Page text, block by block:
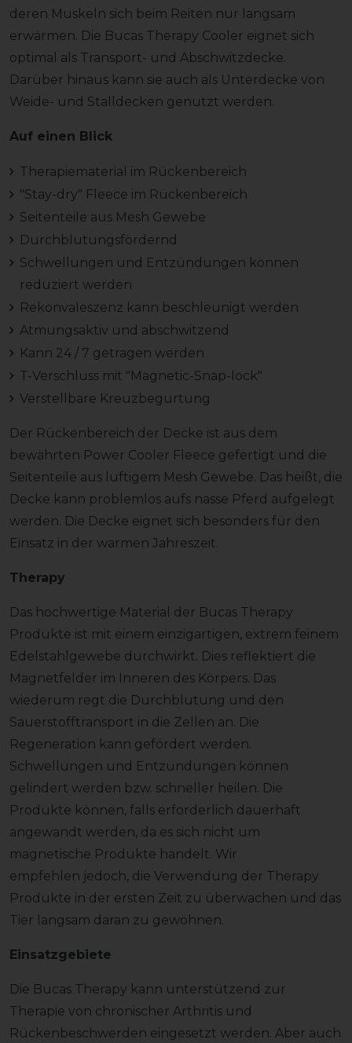
deren Muskeln sich beim Reiten nur langsam
erwärmen. Die Bucas Therapy Cooler eignet sich
optimal als Transport- und Abschwitzdecke.
Darüber hinaus kann sie auch als Unterdecke von
Weide- und Stalldecken genutzt werden.
Auf einen Blick
Therapiematerial im Rückenbereich
"Stay-dry" Fleece im Rückenbereich
Seitenteile aus Mesh Gewebe
Durchblutungsfördernd
Schwellungen und Entzündungen können
reduziert werden
Rekonvaleszenz kann beschleunigt werden
Atmungsaktiv und abschwitzend
Kann 24 / 7 getragen werden
T-Verschluss mit "Magnetic-Snap-lock"
Verstellbare Kreuzbegurtung
Der Rückenbereich der Decke ist aus dem
bewährten Power Cooler Fleece gefertigt und die
Seitenteile aus luftigem Mesh Gewebe. Das heißt, die
Decke kann problemlos aufs nasse Pferd aufgelegt
werden. Die Decke eignet sich besonders für den
Einsatz in der warmen Jahreszeit.
Therapy
Das hochwertige Material der Bucas Therapy
Produkte ist mit einem einzigartigen, extrem feinem
Edelstahlgewebe durchwirkt. Dies reflektiert die
Magnetfelder im Inneren des Körpers. Das
wiederum regt die Durchblutung und den
Sauerstofftransport in die Zellen an. Die
Regeneration kann gefördert werden.
Schwellungen und Entzündungen können
gelindert werden bzw. schneller heilen. Die
Produkte können, falls erforderlich dauerhaft
angewandt werden, da es sich nicht um
magnetische Produkte handelt. Wir
empfehlen jedoch, die Verwendung der Therapy
Produkte in der ersten Zeit zu überwachen und das
Tier langsam daran zu gewöhnen.
Einsatzgebiete
Die Bucas Therapy kann unterstützend zur
Therapie von chronischer Arthritis und
Rückenbeschwerden eingesetzt werden. Aber auch